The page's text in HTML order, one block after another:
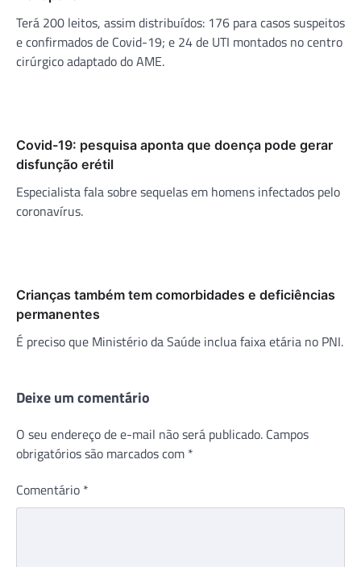
Terá 200 leitos, assim distribuídos: 176 para casos suspeitos
e confirmados de Covid-19; e 24 de UTI montados no centro
cirúrgico adaptado do AME.
Covid-19: pesquisa aponta que doença pode gerar
disfunção erétil
Especialista fala sobre sequelas em homens infectados pelo
coronavírus.
Crianças também tem comorbidades e deficiências
permanentes
É preciso que Ministério da Saúde inclua faixa etária no PNI.
Deixe um comentário
O seu endereço de e-mail não será publicado. Campos
obrigatórios são marcados com *
Comentário *